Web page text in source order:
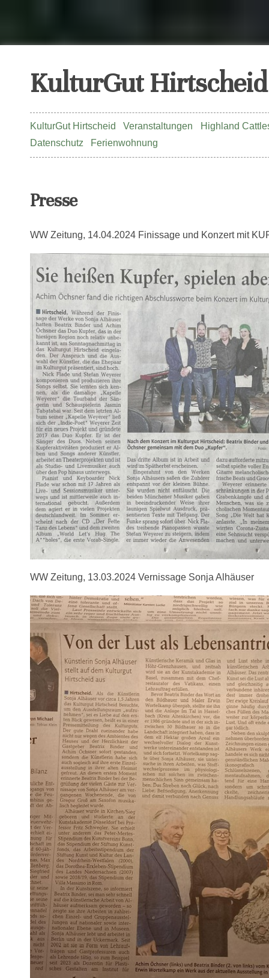
KulturGut Hirtscheid
KulturGut Hirtscheid Veranstaltungen
Highland
Datenschutz
Ferienwohnung
Presse
WW Zeitung, 14.04.2024 Finissage und Konzert mit
WW Zeitung, 13.03.2024 Vernissage Sonja Alhäuser